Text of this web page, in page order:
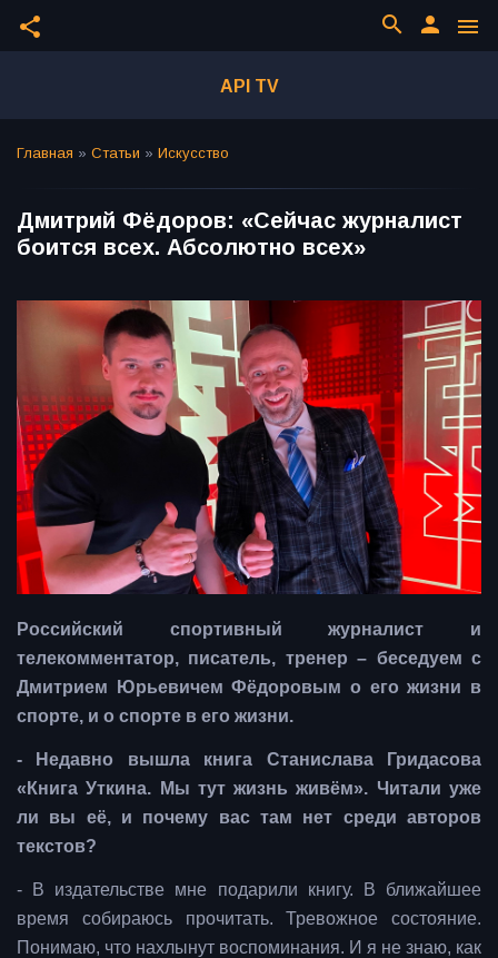
share menu
person
search
API TV
Главная » Статьи » Искусство
Дмитрий Фёдоров: «Сейчас журналист
боится всех. Абсолютно всех»
Российский спортивный журналист и
телекомментатор, писатель, тренер – беседуем с
Дмитрием Юрьевичем Фёдоровым о его жизни в
спорте, и о спорте в его жизни.
- Недавно вышла книга Станислава Гридасова
«Книга Уткина. Мы тут жизнь живём». Читали уже
ли вы её, и почему вас там нет среди авторов
текстов?
- В издательстве мне подарили книгу. В ближайшее
время собираюсь прочитать. Тревожное состояние.
Понимаю, что нахлынут воспоминания. И я не знаю, как